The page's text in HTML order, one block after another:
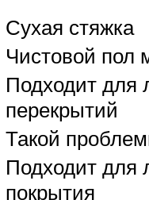
Сухая стяжка
Чистовой пол
Подходит для
перекрытий
Такой
Подходит для
покрытия